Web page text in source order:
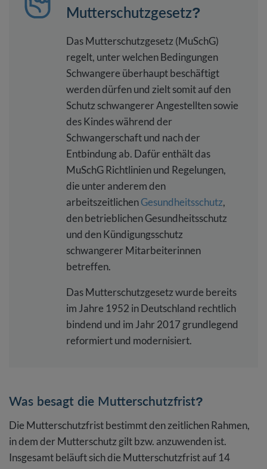
Mutterschutzgesetz?
Das Mutterschutzgesetz (MuSchG)
regelt, unter welchen Bedingungen
Schwangere überhaupt beschäftigt
werden dürfen und zielt somit auf den
Schutz schwangerer Angestellten sowie
des Kindes während der
Schwangerschaft und nach der
Entbindung ab. Dafür enthält das
MuSchG Richtlinien und Regelungen,
die unter anderem den
arbeitszeitlichenGesundheitsschutz,
den betrieblichen Gesundheitsschutz
und den Kündigungsschutz
schwangerer Mitarbeiterinnen
betreffen.
Das Mutterschutzgesetz wurde bereits
im Jahre 1952 in Deutschland rechtlich
bindend und im Jahr 2017 grundlegend
reformiert und modernisiert.
Was besagt die Mutterschutzfrist?
Die Mutterschutzfrist bestimmt den zeitlichen Rahmen,
in dem der Mutterschutz gilt bzw. anzuwenden ist.
Insgesamt beläuft sich die Mutterschutzfrist auf 14